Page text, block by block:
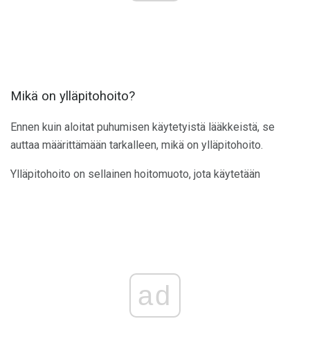
Mikä on ylläpitohoito?
Ennen kuin aloitat puhumisen käytetyistä lääkkeistä, se
auttaa määrittämään tarkalleen, mikä on ylläpitohoito.
Ylläpitohoito on sellainen hoitomuoto, jota käytetään
ad